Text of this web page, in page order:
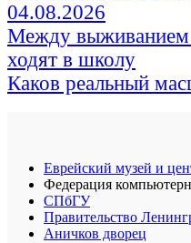
04.08.2026
Между выживанием
ходят в школу
Каков реальный
Еврейский музей и
Федерация
СПбГУ
Правительство
Аничков дворец